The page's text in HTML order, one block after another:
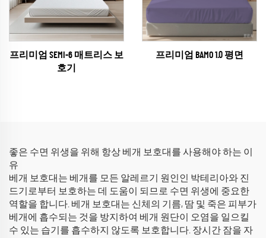
프리미엄 SEMI-6 매트리스 보
호기
프리미엄 BAMO 1.0 평면
좋은 수면 위생을 위해 항상 베개 보호대를 사용해야 하는 이
유
베개 보호대는 베개를 모든 알레르기 원인인 박테리아와 진
드기로부터 보호하는 데 도움이 되므로 수면 위생에 중요한
역할을 합니다. 베개 보호대는 신체의 기름, 땀 및 죽은 피부가
베개에 흡수되는 것을 방지하여 베개 원단이 오염을 일으킬
수 있는 습기를 흡수하지 않도록 보호합니다. 장시간 잠을 자